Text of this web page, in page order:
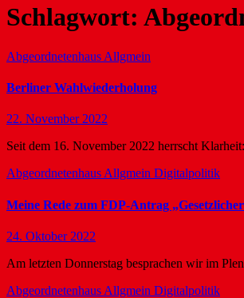
Schlagwort:
Abgeordnetenhaus Allgmein
Berliner Wahlwiederholung
22. November 2022
Seit dem 16. November 2022 herrscht
AbgeordnetenhausAllgmein Digitalpolitik
Meine Rede zum FDP-Antrag
24. Oktober 2022
Am letzten Donnerstag besprachen wir im
Abgeordnetenhaus Allgmein Digitalpolitik